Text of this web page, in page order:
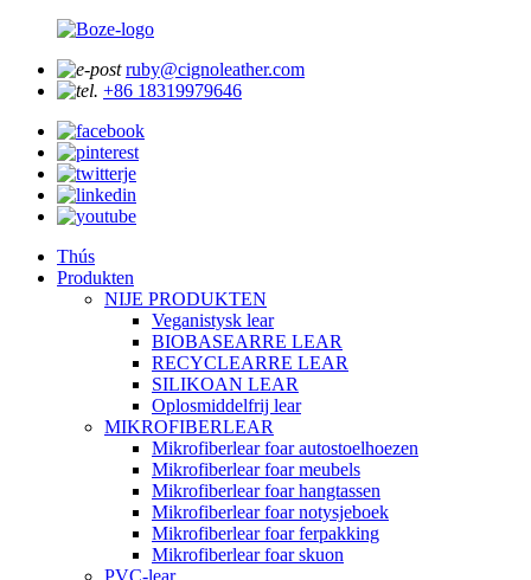
ruby@cignoleather.com
+86 18319979646
Thús
Produkten
NIJE PRODUKTEN
Veganistysk lear
BIOBASEARRE LEAR
RECYCLEARRE LEAR
SILIKOAN LEAR
Oplosmiddelfrij lear
MIKROFIBERLEAR
Mikrofiberlear foar autostoelhoezen
Mikrofiberlear foar meubels
Mikrofiberlear foar hangtassen
Mikrofiberlear foar notysjeboek
Mikrofiberlear foar ferpakking
Mikrofiberlear foar skuon
PVC-lear